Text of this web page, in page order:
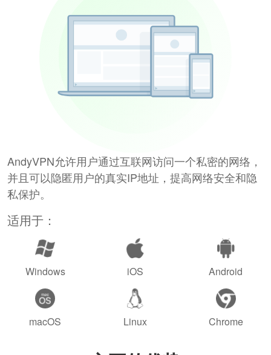
AndyVPN允许用户通过互联网访问一个私密的网络，
并且可以隐匿用户的真实IP地址，提高网络安全和隐
私保护。
适用于：
Windows iOS Android
macOS Linux Chrome